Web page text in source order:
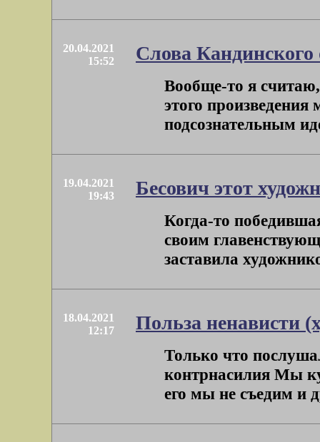
20.04.2021
15:52
Слова
Вообще-то я считаю,
этого произведения
подсознательным
19.04.2021
19:43
Бесович этот
Когда-то
своим
заставила
18.04.2021
12:17
Польза ненависти
Только что
контрнасилия Мы
его мы не съедим и